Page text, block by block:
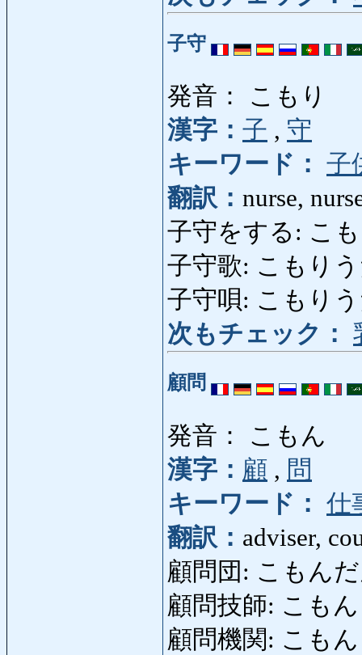
子守
発音： こもり
漢字： 子 , 守
キーワード： 子
翻訳： nurse,
子守をする: こも
子守歌: こもり
子守唄: こもり
次もチェック：
顧問
発音： こもん
漢字： 顧 , 問
キーワード： 仕
翻訳： adviser,
顧問団: こもん
顧問技師: こも
顧問機関: こも